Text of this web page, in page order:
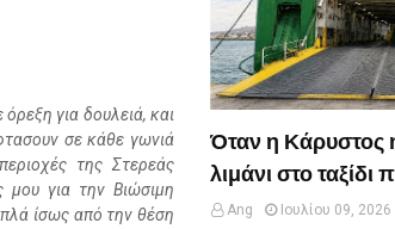
για δουλειά, και
σε κάθε γωνιά
της Στερεάς
μου για την Βιώσιμη
ίσως από την θέση
Όταν η Κάρυστος
λιμάνι στο ταξίδι
Ang
Ιουλίου 09, 2026